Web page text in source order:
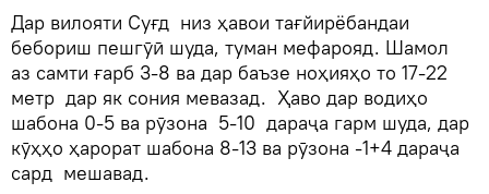
Дар вилояти Суғд низ ҳавои тағйирёбандаи
бебориш пешгӯӣ шуда, туман мефарояд. Шамол
аз самти ғарб 3-8 ва дар баъзе ноҳияҳо то 17-22
метр дар як сония мевазад. Ҳаво дар водиҳо
шабона 0-5 ва рӯзона 5-10 дараҷа гарм шуда, дар
кӯҳҳо ҳарорат шабона 8-13 ва рӯзона -1+4 дараҷа
сард мешавад.